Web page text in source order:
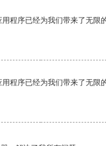
程序已经为我们带来了无限
程序已经为我们带来了无限